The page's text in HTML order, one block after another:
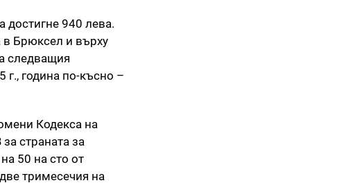
достигне 940 лева.
в Брюксел и върху
следващия
г., година по-късно –
Кодекса на
страната за
50 на сто от
тримесечия на